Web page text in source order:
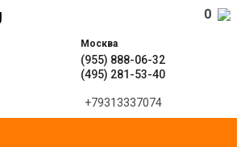
Москва
(955) 888-06-32
(495) 281-53-40
+79313337074
0